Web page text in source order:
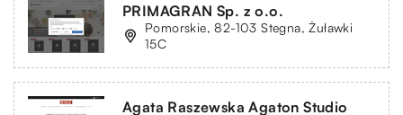
PRIMAGRAN Sp. z o.o.
Pomorskie, 82-103 Stegna, Żuławki
15C
Agata Raszewska Agaton Studio